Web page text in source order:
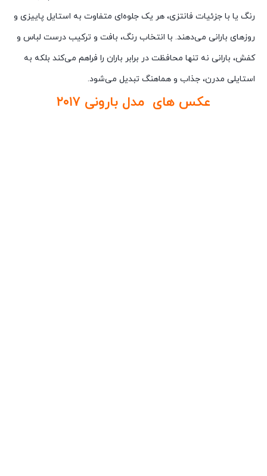
رنگ یا با جزئیات فانتزی، هر یک جلوه‌ای متفاوت به استایل پاییزی و
روزهای بارانی می‌دهند. با انتخاب رنگ، بافت و ترکیب درست لباس و
کفش، بارانی نه تنها محافظت در برابر باران را فراهم می‌کند بلکه به
استایلی مدرن، جذاب و هماهنگ تبدیل می‌شود.
عکس های مدل بارونی ۲۰۱۷